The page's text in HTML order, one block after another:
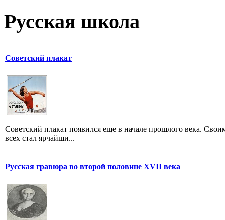
Русская школа
Советский плакат
Советский плакат появился еще в начале прошлого века.
всех стал ярчайши...
Русская гравюра во второй половине XVII века